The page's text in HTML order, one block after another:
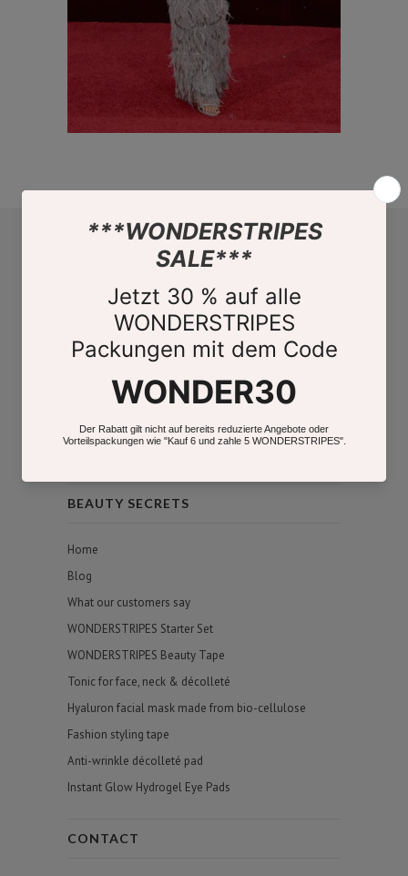
FAQs - frequently asked questions
Droopy eyelids - what are they?
WONDERSTRIPES Application
Shipping information
Widerruf
BEAUTY SECRETS
Home
Blog
What our customers say
WONDERSTRIPES Starter Set
WONDERSTRIPES Beauty Tape
Tonic for face, neck & décolleté
Hyaluron facial mask made from bio-cellulose
Fashion styling tape
Anti-wrinkle décolleté pad
Instant Glow Hydrogel Eye Pads
CONTACT